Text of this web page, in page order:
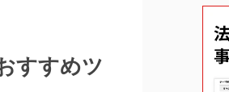
すすめツ